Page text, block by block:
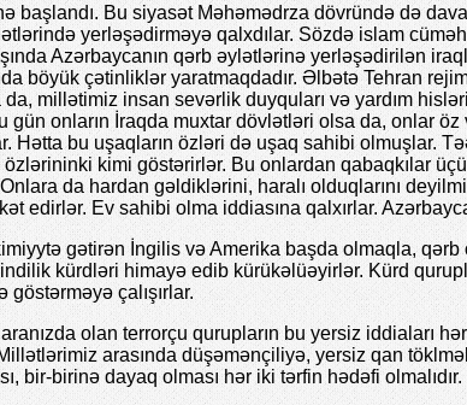
Bu siyasət Məhəmədrza dövründə də
yerləşədirməyə qalxdılar. Sözdə islam
Azərbaycanın qərb əylətlərinə yerləşədirilən
böyük çətinliklər yaratmaqdadır. Əlbətə Tehran
millətimiz insan sevərlik duyquları və yardım
onların İraqda muxtar dövlətləri olsa da, onlar öz
Hətta bu uşaqların özləri də uşaq sahibi olmuşlar.
kimi göstərirlər. Bu onlardan qabaqkılar
da hardan gəldiklərini, haralı olduqlarını
edirlər. Ev sahibi olma iddiasına qalxırlar.
gətirən İngilis və Amerika başda olmaqla,
kürdləri himayə edib kürükəlüəyirlər. Kürd
çalışırlar.
olan terrorçu qurupların bu yersiz iddiaları
arasında düşəmənçiliyə, yersiz qan
bir-birinə dayaq olması hər iki tərfin hədəfi olmalıdır.